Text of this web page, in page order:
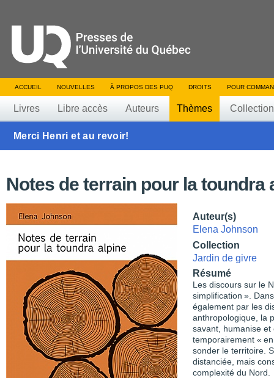
ACCUEIL NOUVELLES À PROPOS DES PUQ DROITS POUR
Livres Libre accès Auteurs Thèmes
Merci Henri et au revoir!
Notes de terrain pour la toundra
Auteur(s)
Elena Johnson
Collection
Jardin de givre
Résumé
Les discours sur le
simplification ».
également par les
anthropologique, la
savant, humanise et
temporairement «
sonder le territoire.
distanciée, mais
complexité du Nord.